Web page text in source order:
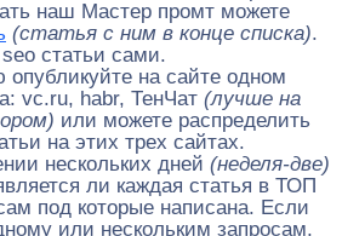
наш Мастер промт можете
(статья с ним в конце списка).
статьи сами.
опубликуйте на сайте одном
vc.ru, habr, ТенЧат (лучше на
или можете распределить
на этих трех сайтах.
нескольких дней (неделя-две)
ли каждая статья в ТОП
под которые написана. Если
или нескольким запросам,